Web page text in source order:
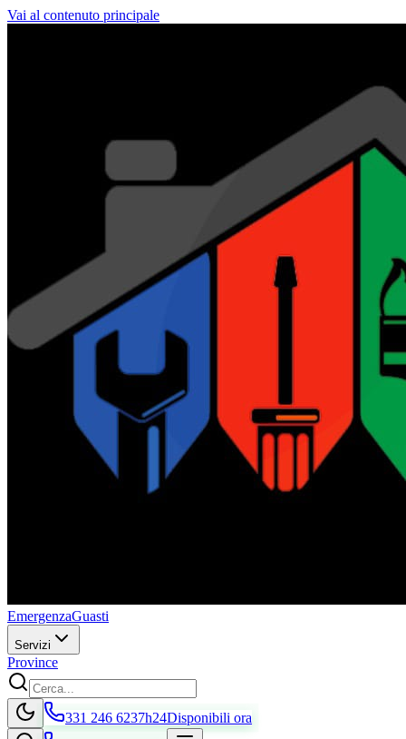
Vai al contenuto principale
EmergenzaGuasti
Servizi
Province
331 246 6237h24Disponibili ora